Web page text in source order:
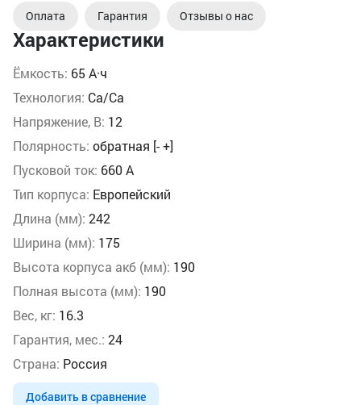
Характеристики
Ёмкость: 65 А·ч
Технология: Ca/Ca
Напряжение, В: 12
Полярность: обратная [- +]
Пусковой ток: 660 А
Тип корпуса: Европейский
Длина (мм): 242
Ширина (мм): 175
Высота корпуса акб (мм): 190
Полная высота (мм): 190
Вес, кг: 16.3
Гарантия, мес.: 24
Страна: Россия
Добавить в сравнение
Оплата Гарантия Отзывы о нас